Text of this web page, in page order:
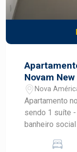
Novam
Nova
Apartamento novo,
sendo 1 suíte
banheiro